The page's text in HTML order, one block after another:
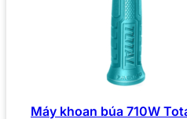
Máy khoan búa 710W